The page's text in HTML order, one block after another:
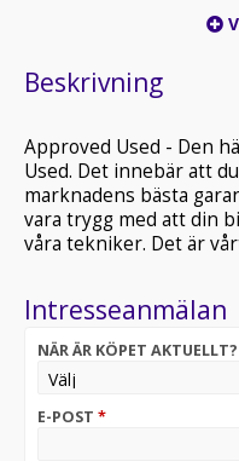
Beskrivning
Approved Used - Den
Used. Det innebär att
marknadens bästa
vara trygg med att din
våra tekniker. Det är
Intresseanmälan
NÄR ÄR KÖPET AKTUELLT?
E-POST *